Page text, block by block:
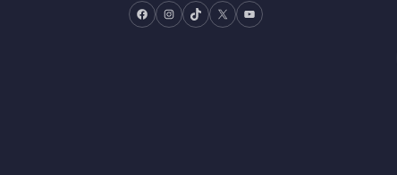
Facebook
Instagram
TikTok
X YouTube